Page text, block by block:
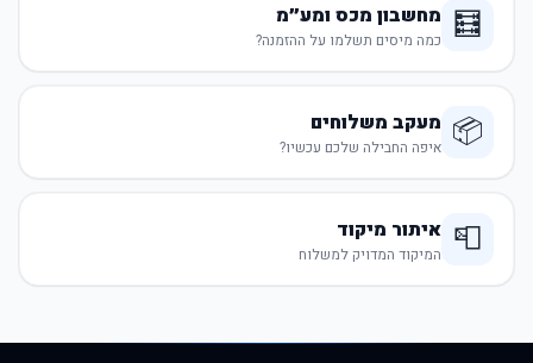
🧮 מחשבון מכס ומע״מ
כמה מיסים תשלמו על ההזמנה?
📦 מעקב משלוחים
איפה החבילה שלכם עכשיו?
📮 איתור מיקוד
המיקוד המדויק למשלוח